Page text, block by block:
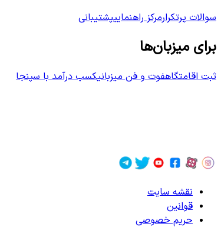
سوالات پرتکرارمرکز راهنماییپشتیبانی
برای میزبان‌ها
ثبت اقامتگاهفوت و فن میزبانیکسب درآمد با سپنجا
نقشه سایت
قوانین
حریم خصوصی